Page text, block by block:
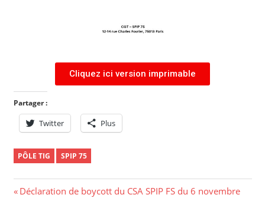
Cliquez ici version imprimable
Partager :
Twitter Plus
PÔLE TIG SPIP 75
Déclaration de boycott du CSA SPIP FS du 6 novembre